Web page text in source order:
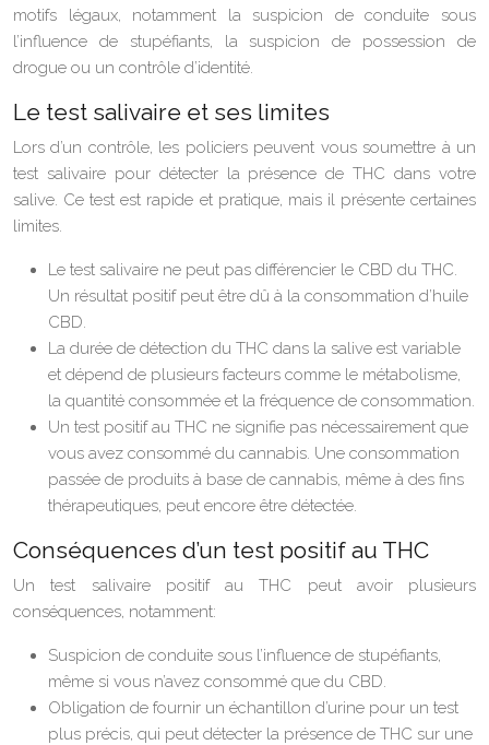
motifs légaux, notamment la suspicion de conduite sous
l’influence de stupéfiants, la suspicion de possession de
drogue ou un contrôle d’identité.
Le test salivaire et ses limites
Lors d’un contrôle, les policiers peuvent vous soumettre à un
test salivaire pour détecter la présence de THC dans votre
salive. Ce test est rapide et pratique, mais il présente certaines
limites.
Le test salivaire ne peut pas différencier le CBD du THC.
Un résultat positif peut être dû à la consommation d’huile
CBD.
La durée de détection du THC dans la salive est variable
et dépend de plusieurs facteurs comme le métabolisme,
la quantité consommée et la fréquence de consommation.
Un test positif au THC ne signifie pas nécessairement que
vous avez consommé du cannabis. Une consommation
passée de produits à base de cannabis, même à des fins
thérapeutiques, peut encore être détectée.
Conséquences d’un test positif au THC
Un test salivaire positif au THC peut avoir plusieurs
conséquences, notamment:
Suspicion de conduite sous l’influence de stupéfiants,
même si vous n’avez consommé que du CBD.
Obligation de fournir un échantillon d’urine pour un test
plus précis, qui peut détecter la présence de THC sur une